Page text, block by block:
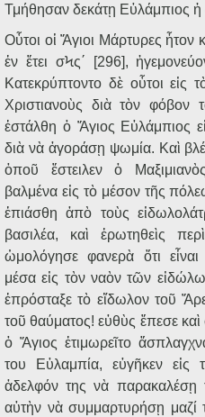
Τμήθησαν δεκάτῃ Εὐλάμπιος ἡ
Οὗτοι οἱ Ἅγιοι Μάρτυρες ἦτον
ἐν ἔτει σϞς΄ [296],
Κατεκρύπτοντο δὲ οὗτοι εἰς
Χριστιανοὺς διὰ τὸν
ἐστάλθη ὁ Ἅγιος Εὐλάμπιος
διὰ νὰ ἀγοράσῃ ψωμία. Καὶ
ὁποῦ ἔστειλεν ὁ
βαλμένα εἰς τὸ μέσον τῆς
ἐπιάσθη ἀπὸ τοὺς
βασιλέα, καὶ ἐρωτηθεὶς
ὡμολόγησε φανερὰ ὅτι εἶναι
μέσα εἰς τὸν ναὸν τῶν
ἐπρόσταξε τὸ εἴδωλον τοῦ
τοῦ θαύματος! εὐθὺς ἔπεσε
ὁ Ἅγιος ἐτιμωρεῖτο
του Εὐλαμπία, εὐγῆκεν εἰς
ἀδελφόν της νὰ παρακαλέσῃ
αὐτὴν νὰ συμμαρτυρήσῃ